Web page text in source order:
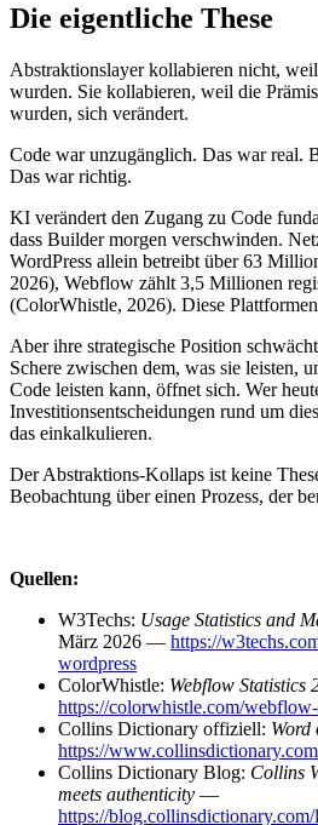
Die eigentliche These
Abstraktionslayer kollabieren nicht,
wurden. Sie kollabieren, weil die
wurden, sich verändert.
Code war unzugänglich. Das war real.
Das war richtig.
KI verändert den Zugang zu Code
dass Builder morgen verschwinden.
WordPress allein betreibt über 63
2026), Webflow zählt 3,5 Millionen
(ColorWhistle, 2026). Diese
Aber ihre strategische Position
Schere zwischen dem, was sie leisten,
Code leisten kann, öffnet sich. Wer
Investitionsentscheidungen rund um
das einkalkulieren.
Der Abstraktions-Kollaps ist keine
Beobachtung über einen Prozess, der
Quellen:
W3Techs: Usage Statistics and
März 2026 — https://
wordpress
ColorWhistle: Webflow Statistics
https://colorwhistle.com/
Collins Dictionary offiziell: Word
https://
Collins Dictionary Blog: Collins
meets authenticity —
https://